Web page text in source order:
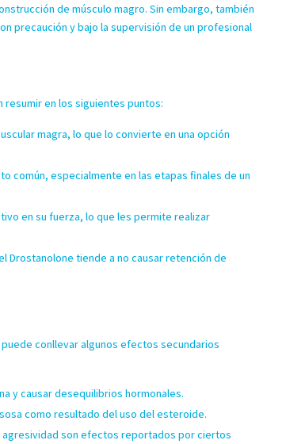
de músculo magro. Sin embargo, también
precaución y bajo la supervisión de un profesional
en los siguientes puntos:
magra, lo que lo convierte en una opción
común, especialmente en las etapas finales de un
en su fuerza, lo que les permite realizar
Drostanolone tiende a no causar retención de
conllevar algunos efectos secundarios
y causar desequilibrios hormonales.
como resultado del uso del esteroide.
agresividad son efectos reportados por ciertos